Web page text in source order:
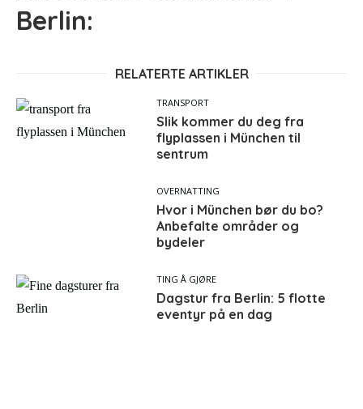
Berlin:
RELATERTE ARTIKLER
TRANSPORT
Slik kommer du deg fra
flyplassen i München til
sentrum
OVERNATTING
Hvor i München bør du bo?
Anbefalte områder og
bydeler
TING Å GJØRE
Dagstur fra Berlin: 5 flotte
eventyr på en dag